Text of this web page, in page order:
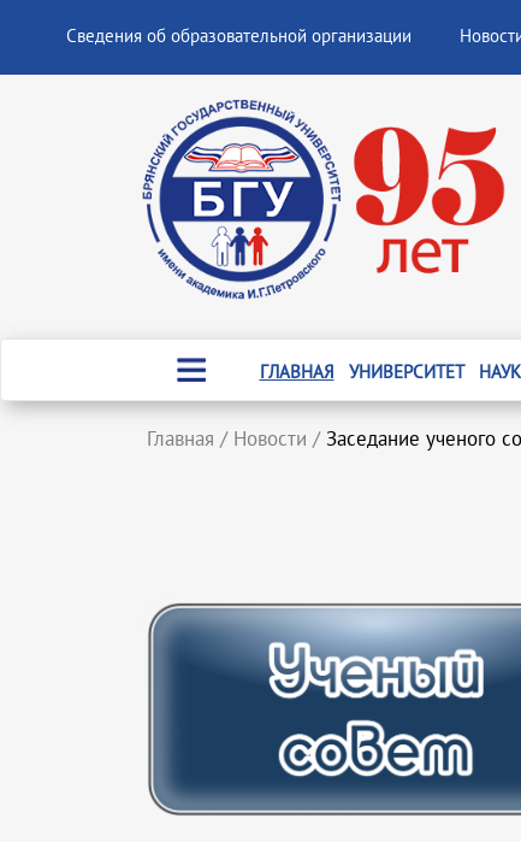
Сведения об образовательной организации
ГЛАВНАЯ УНИВЕРСИТЕТ
Главная / Новости / Заседание ученого